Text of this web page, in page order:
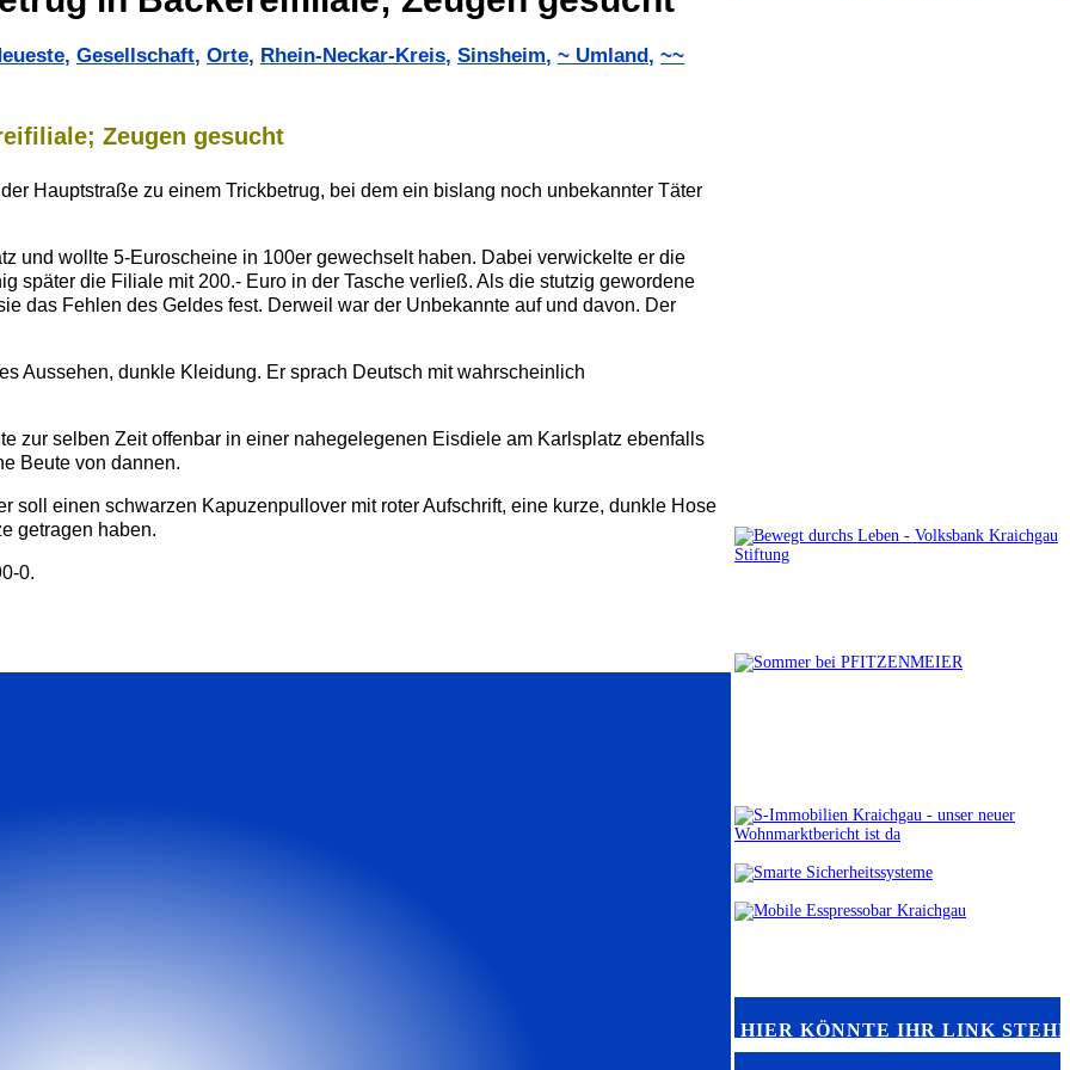
, Gesellschaft, Orte, Rhein-Neckar-Kreis, Sinsheim, ~ Umland , ~~
Zeugen gesucht
Hauptstraße zu einem Trickbetrug, bei dem ein bislang noch unbekannter Täter
und wollte 5-Euroscheine in 100er gewechselt haben. Dabei verwickelte er die
später die Filiale mit 200.- Euro in der Tasche verließ. Als die stutzig gewordene
das Fehlen des Geldes fest. Derweil war der Unbekannte auf und davon. Der
Aussehen, dunkle Kleidung. Er sprach Deutsch mit wahrscheinlich
zur selben Zeit offenbar in einer nahegelegenen Eisdiele am Karlsplatz ebenfalls
Beute von dannen.
soll einen schwarzen Kapuzenpullover mit roter Aufschrift, eine kurze, dunkle Hose
getragen haben.
0.
HIER KÖNNTE IHR LINK